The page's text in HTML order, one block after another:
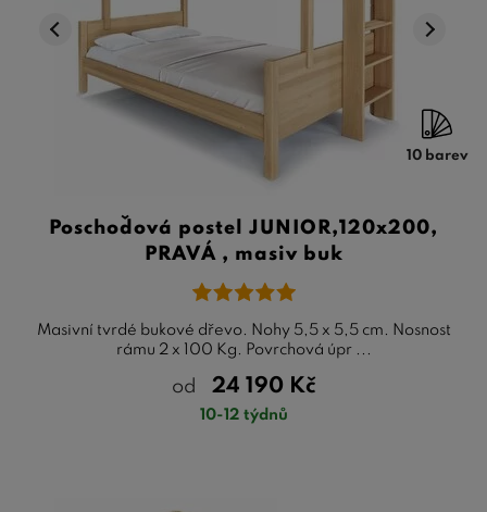
10 barev
Poschoďová postel JUNIOR,120x200,
PRAVÁ , masiv buk
Masivní tvrdé bukové dřevo. Nohy 5,5 x 5,5 cm. Nosnost
rámu 2 x 100 Kg. Povrchová úpr ...
od 24 190 Kč
10-12 týdnů